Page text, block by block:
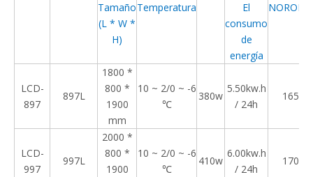
Tamaño
(L * W *
H)
Temperatura
El
consumo
de
energía
LCD-
897
897L
1800 *
800 *
1900
mm
10 ~ 2/0 ~ -6
℃
380w
5.50kw.h
/ 24h
165kg
LCD-
997
997L
2000 *
800 *
1900
10 ~ 2/0 ~ -6
℃
410w
6.00kw.h
/ 24h
170